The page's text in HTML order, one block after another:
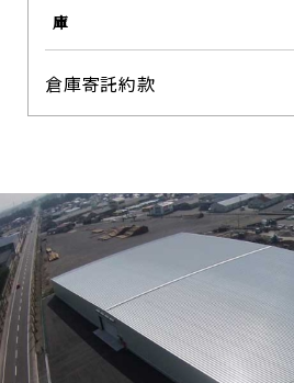
庫
倉庫寄託約款